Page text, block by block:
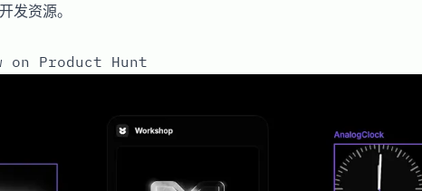
发资源。
on Product Hunt